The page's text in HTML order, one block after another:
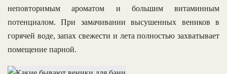
неповторимым ароматом и большим витаминным
потенциалом. При замачивании высушенных веников в
горячей воде, запах свежести и лета полностью захватывает
помещение парной.